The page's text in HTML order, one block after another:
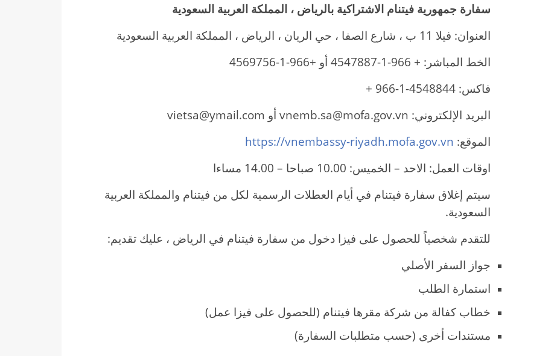
سفارة جمهورية فيتنام الاشتراكية بالرياض ، المملكة العربية السعودية
العنوان: فيلا 11 ب ، شارع الصفا ، حي الريان ، الرياض ، المملكة العربية السعودية
الخط المباشر: + 966-1-4547887 أو +966-1-4569756
فاكس: 4548844-1-966 +
البريد الإلكتروني: vnemb.sa@mofa.gov.vn أو vietsa@ymail.com
الموقع: https://vnembassy-riyadh.mofa.gov.vn
اوقات العمل: الاحد – الخميس: 10.00 صباحا – 14.00 مساءا
سيتم إغلاق سفارة فيتنام في أيام العطلات الرسمية لكل من فيتنام والمملكة العربية
السعودية.
للتقدم شخصياً للحصول على فيزا دخول من سفارة فيتنام في الرياض ، عليك تقديم:
جواز السفر الأصلي
استمارة الطلب
خطاب كفالة من شركة مقرها فيتنام (للحصول على فيزا عمل)
مستندات أخرى (حسب متطلبات السفارة)